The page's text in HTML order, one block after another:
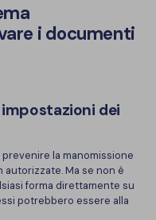
i documenti
impostazioni dei
la manomissione
Ma se non è
forma direttamente su
potrebbero essere alla